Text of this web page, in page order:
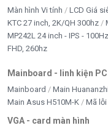
Màn hình Vi tính LCD Giá
KTC 27 inch, 2K/QH 300hz
MP242L 24 inch - IPS - 100Hz
FHD, 260hz
Mainboard - linh kiện PC
Mainboard Main
Main Asus H510M-K
Mã
VGA - card màn hình